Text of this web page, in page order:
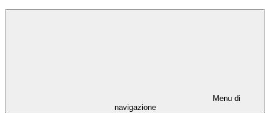
Menu di
navigazione